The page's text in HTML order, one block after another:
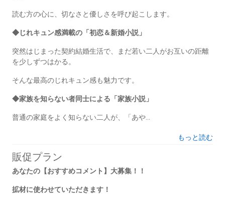
読む方の心に、切なさと優しさを呼び起こします。
◆じれキュン感満載の「初恋＆新婚小説」
突然はじまった契約結婚生活で、まだ若い二人がお互いの距離
を少しずつはかる。
そんな最高のじれキュン感も魅力です。
◆家族を知らない者同士による「家族小説」
普通の家庭をよく知らない二人が、「あや...
もっと読む
販促プラン
あなたの【おすすめコメント】大募集！！
拡材に使わせていただきます！